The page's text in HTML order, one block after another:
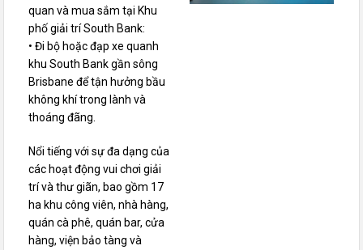
quan và mua sắm tại Khu
phố giải trí South Bank:
• Đi bộ hoặc đạp xe quanh
khu South Bank gần sông
Brisbane để tận hưởng bầu
không khí trong lành và
thoáng đãng.
Nổi tiếng với sự đa dạng của
các hoạt động vui chơi giải
trí và thư giãn, bao gồm 17
ha khu công viên, nhà hàng,
quán cà phê, quán bar, cửa
hàng, viện bảo tàng và